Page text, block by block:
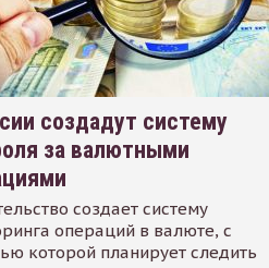
создадут систему
за валютными
создает систему
операций в валюте, с
которой планирует следить